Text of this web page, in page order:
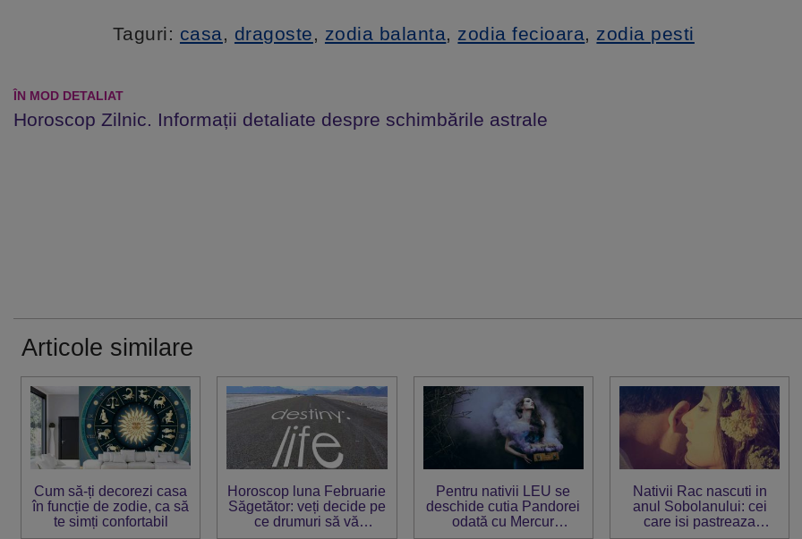
Taguri: casa, dragoste, zodia balanta, zodia fecioara, zodia pesti
ÎN MOD DETALIAT
Horoscop Zilnic. Informații detaliate despre schimbările astrale
Articole similare
Cum să-ți decorezi casa
în funcție de zodie, ca să
te simți confortabil
Horoscop luna Februarie
Săgetător: veți decide pe
ce drumuri să vă
Pentru nativii LEU se
deschide cutia Pandorei
odată cu Mercur
Nativii Rac nascuti in
anul Sobolanului: cei
care isi pastreaza